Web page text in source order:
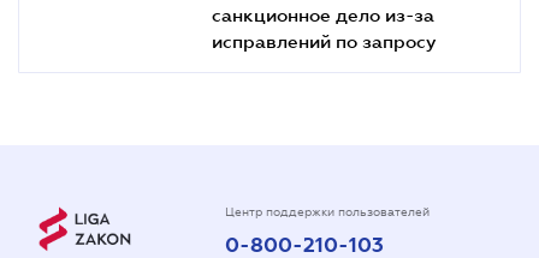
санкционное дело из-за
исправлений по запросу
Центр поддержки пользователей
0-800-210-103